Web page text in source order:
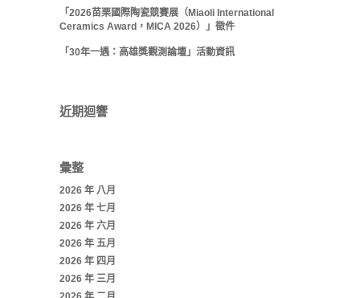
「2026苗栗國際陶瓷競賽展（Miaoli International
Ceramics Award，MICA 2026）」徵件
「30年一遇：高雄獎觀測論壇」活動資訊
近期迴響
彙整
2026 年 八月
2026 年 七月
2026 年 六月
2026 年 五月
2026 年 四月
2026 年 三月